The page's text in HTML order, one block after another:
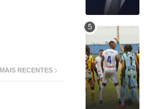
MAIS RECENTES